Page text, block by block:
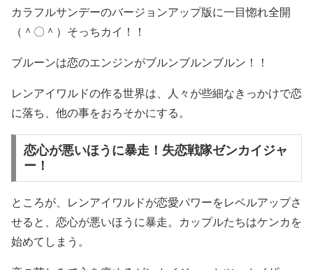
カラフルサンデーのバージョンアップ版に一目惚れ全開
（＾〇＾）そっちカイ！！
ブルーンは恋のエンジンがブルンブルンブルン！！
レンアイワルドの作る世界は、人々が些細なきっかけで恋
に落ち、他の事をおろそかにする。
恋心が悪いほうに暴走！失恋戦隊ゼンカイジャ
ー！
ところが、レンアイワルドが恋愛パワーをレベルアップさ
せると、恋心が悪いほうに暴走。カップルたちはケンカを
始めてしまう。